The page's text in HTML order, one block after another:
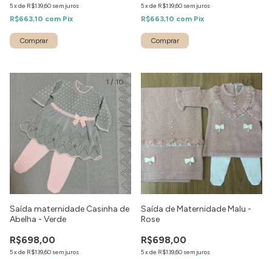
5xde R$139,60 sem juros
R$663,10 com Pix
Comprar
5xde R$139,60 sem juros
R$663,10 com Pix
Comprar
1 / 10
Saída maternidade Casinha de
Abelha - Verde
R$698,00
5xde R$139,60 sem juros
1 / 2
Saída de Maternidade Malu -
Rose
R$698,00
5xde R$139,60 sem juros